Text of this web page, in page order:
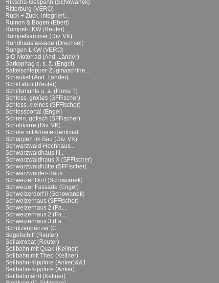
Rikscha-Gespann (Schowanek)
Ritterburg (VERO)
Ruck + Zuck, integriert...
Ruinen & Bögen (Ebert)
Rumpel-LKW (Reuter)
Rumpelkammer (Div. VK)
Rundhausfassade (Drechsel)
Rungen-LKW (VERO)
SIO-Motorrad (And. Länder)
Sarkophag o. s. ä. (Engel)
Sattelschlepper-Zugmaschine...
Schaukel (And. Länder)
Schiff ahoi (Reuter)
Schiffsmühle u. a. (Firma ?)
Schloss, großes (SFFischer)
Schloss, kleines (SFFischer)
Schlossportal (Engel)
Schrein, gotisch (SFFischer)
Schubkarre (Div. VK)
Schule mit Arbeiterdenkmal...
Schuppen im Bau (Div. VK)
Schwarzwald-Hochhaus...
Schwarzwaldhaus III...
Schwarzwaldhaus X (SFFischer)
Schwarzwaldhütte (SFFischer)
Schwarzwälder-Haus...
Schweizer Dorf (Schowanek)
Schweizer Fassade (Engel)
Schweizerdorf II (Schowanek)
Schweizerhaus (SFFischer)
Schweizerhaus 2 (Fa....
Schweizerhaus 2 (Fa....
Schweizerhaus 3 (Fa....
Schützenpanzer (C....
Segelschiff (Reuter)
Seilakrobat (Reuter)
Seilbahn mit Quak (Kellner)
Seilbahn mit Theo (Kellner)
Seilbahn-Kipplore (Anker)&&1
Seilbahn-Kipplore (Anker)
Seilbahnfahrt (Kellner)